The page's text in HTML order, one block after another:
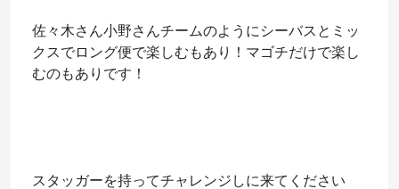
佐々木さん小野さんチームのようにシーバスとミッ
クスでロング便で楽しむもあり！マゴチだけで楽し
むのもありです！
スタッガーを持ってチャレンジしに来てください